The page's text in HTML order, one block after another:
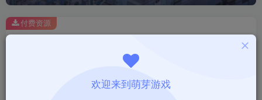
此内容为付费资源，请付费后查看
￥1
付费资源
欢迎来到萌芽游戏